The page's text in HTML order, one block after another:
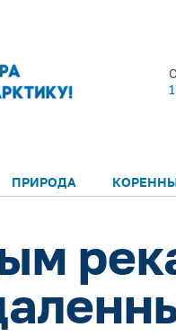
ПРИРОДА